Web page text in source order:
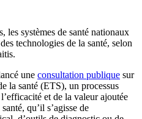
les systèmes de santé nationaux
technologies de la santé, selon
une consultation publique sur
la santé (ETS), un processus
et de la valeur ajoutée
qu’il s’agisse de